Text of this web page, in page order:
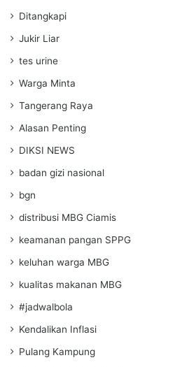
Ditangkapi
Jukir Liar
tes urine
Warga Minta
Tangerang Raya
Alasan Penting
DIKSI NEWS
badan gizi nasional
bgn
distribusi MBG Ciamis
keamanan pangan SPPG
keluhan warga MBG
kualitas makanan MBG
#jadwalbola
Kendalikan Inflasi
Pulang Kampung